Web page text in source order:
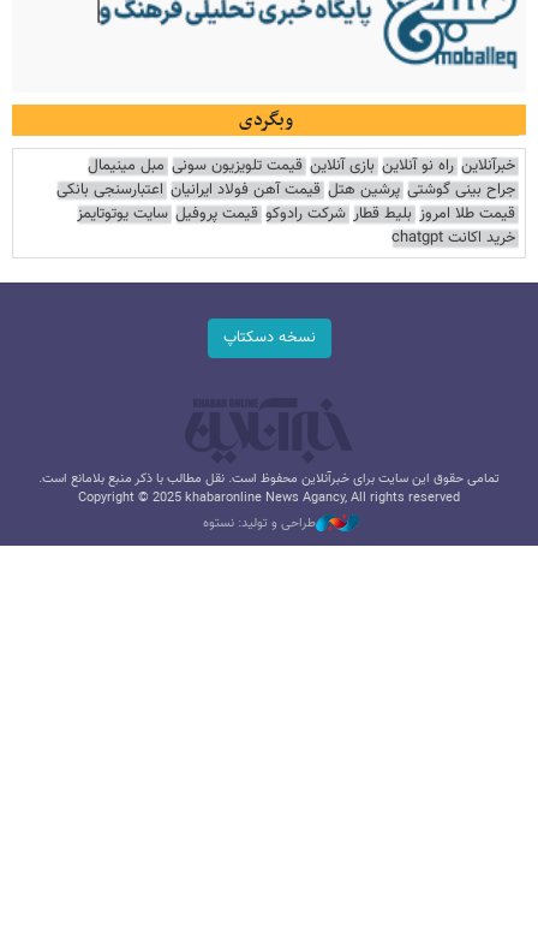
وبگردی
خبرآنلاین راه نو آنلاین بازی آنلاین قیمت تلویزیون سونی مبل مینیمال
جراح بینی گوشتی پرشین هتل قیمت آهن فولاد ایرانیان اعتبارسنجی بانکی
قیمت طلا امروز بلیط قطار شرکت رادوکو قیمت پروفیل سایت یوتوتایمز
خرید اکانت chatgpt
نسخه دسکتاپ
تمامی حقوق این سایت برای خبرآنلاین محفوظ است. نقل مطالب با ذکر منبع بلامانع است.
Copyright © 2025 khabaronline News Agancy, All rights reserved
طراحی و تولید: نستوه